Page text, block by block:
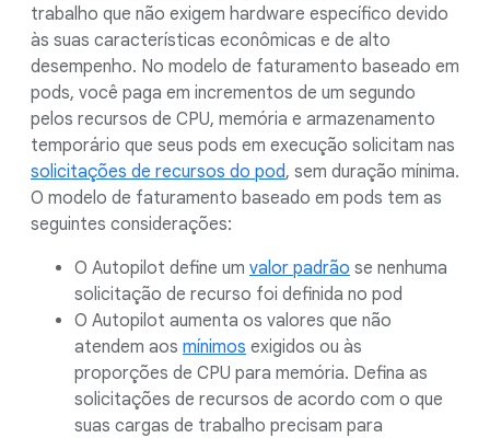
trabalho que não exigem hardware específico devido
às suas características econômicas e de alto
desempenho. No modelo de faturamento baseado em
pods, você paga em incrementos de um segundo
pelos recursos de CPU, memória e armazenamento
temporário que seus pods em execução solicitam nas
solicitações de recursos do pod, sem duração mínima.
O modelo de faturamento baseado em pods tem as
seguintes considerações:
O Autopilot define um valor padrão se nenhuma
solicitação de recurso foi definida no pod
O Autopilot aumenta os valores que não
atendem aos mínimos exigidos ou às
proporções de CPU para memória. Defina as
solicitações de recursos de acordo com o que
suas cargas de trabalho precisam para